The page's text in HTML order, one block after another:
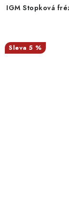
IGM Stopková
5 %